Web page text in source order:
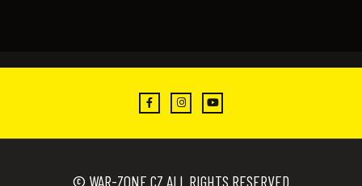
© WAR-ZONE.CZ ALL RIGHTS RESERVED